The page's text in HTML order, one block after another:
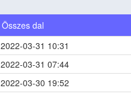
Összes dal
2022-03-31 10:31
2022-03-31 07:44
2022-03-30 19:52